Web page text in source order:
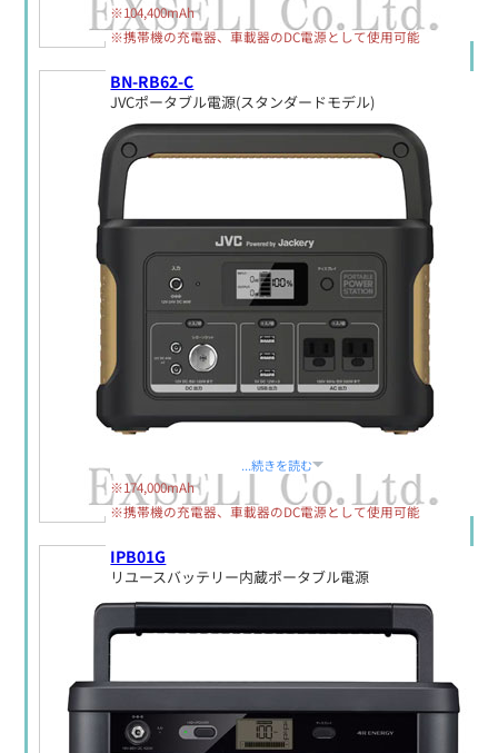
※104,400mAh
※携帯機の充電器、車載器のDC電源として使用可能
BN-RB62-C
JVCポータブル電源(スタンダードモデル)
...続きを読む
※174,000mAh
※携帯機の充電器、車載器のDC電源として使用可能
IPB01G
リユースバッテリー内蔵ポータブル電源